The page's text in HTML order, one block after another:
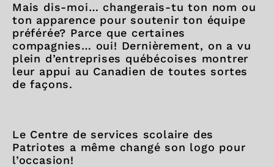
Mais dis-moi… changerais-tu ton nom ou
ton apparence pour soutenir ton équipe
préférée? Parce que certaines
compagnies… oui! Dernièrement, on a vu
plein d’entreprises québécoises montrer
leur appui au Canadien de toutes sortes
de façons.
Le Centre de services scolaire des
Patriotes a même changé son logo pour
l’occasion!